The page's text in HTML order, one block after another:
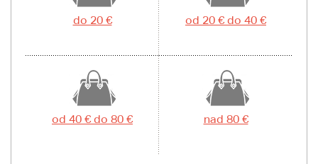
do 20 € od 20 € do 40 €
od 40 € do 80 € nad 80 €